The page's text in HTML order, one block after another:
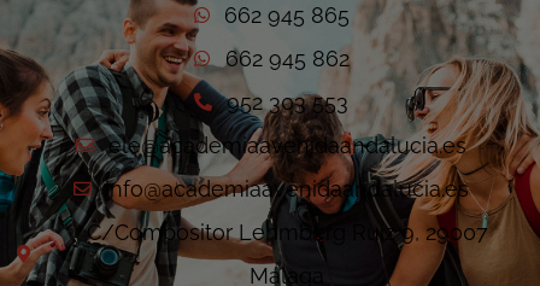
662 945 865
662 945 862
952 303 553
ele@academiaavenidaandalucia.es
info@academiaavenidaandalucia.es
C/Compositor Lehmberg Ruiz 9, 29007
Málaga